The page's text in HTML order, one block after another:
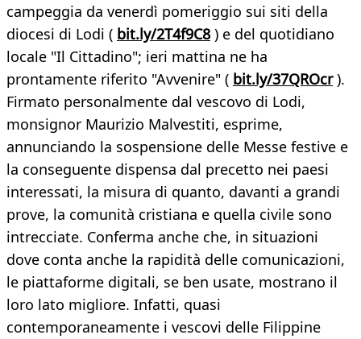
campeggia da venerdì pomeriggio sui siti della
diocesi di Lodi ( bit.ly/2T4f9C8) e del quotidiano
locale "Il Cittadino"; ieri mattina ne ha
prontamente riferito "Avvenire" ( bit.ly/37QROcr).
Firmato personalmente dal vescovo di Lodi,
monsignor Maurizio Malvestiti, esprime,
annunciando la sospensione delle Messe festive e
la conseguente dispensa dal precetto nei paesi
interessati, la misura di quanto, davanti a grandi
prove, la comunità cristiana e quella civile sono
intrecciate. Conferma anche che, in situazioni
dove conta anche la rapidità delle comunicazioni,
le piattaforme digitali, se ben usate, mostrano il
loro lato migliore. Infatti, quasi
contemporaneamente i vescovi delle Filippine